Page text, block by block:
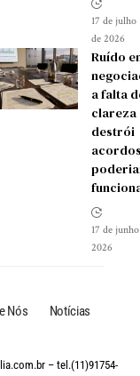
17 de julho
de 2026
Ruído
a falta
clareza
destrói
17 de
2026
Nós Notícias
– tel.(11)91754-